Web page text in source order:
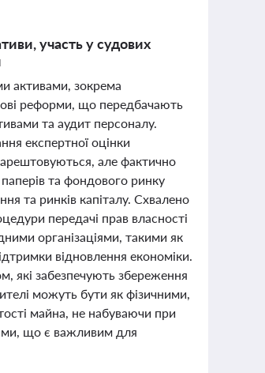
участь у судових
активами, зокрема
реформи, що передбачають
та аудит персоналу.
експертної оцінки
але фактично
та фондового ринку
та ринків капіталу. Схвалено
передачі прав власності
організаціями, такими як
відновлення економіки.
які забезпечують збереження
можуть бути як фізичними,
майна, не набуваючи при
що є важливим для